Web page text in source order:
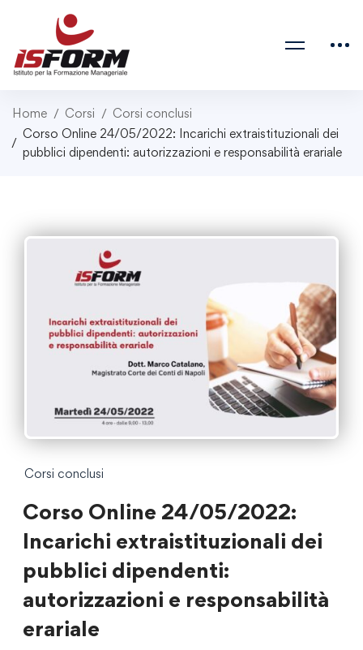
Home Corsi
Corsi conclusi
Corso Online 24/05/2022: Incarichi extraistituzionali dei
pubblici dipendenti: autorizzazioni e responsabilità erariale
Corsi conclusi
Corso Online 24/05/2022:
Incarichi extraistituzionali dei
pubblici dipendenti:
autorizzazioni e responsabilità
erariale